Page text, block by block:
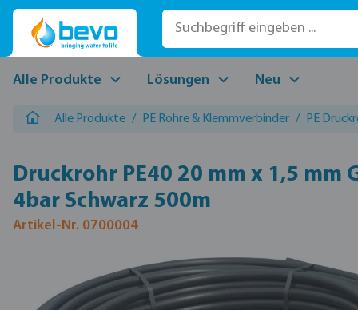
Hauptinhalt springen
Zur Suche springen
Zur Hauptnavigation springen
Alle Produkte Lösungen Neu
Alle Produkte / PE Rohre & Klemmverbinder / PE
Druckrohr PE40 20 mm x 1,5 mm
4bar Schwarz 500m
Artikel-Nr. 0700004
Bildergalerie überspringen